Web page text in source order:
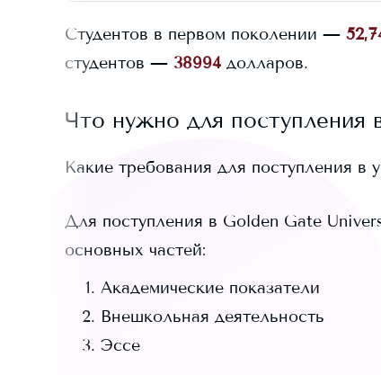
Студентов в первом поколении —
студентов — 38994 долларов.
Что нужно для поступления
Какие требования для поступления в
Для поступления в Golden Gate
основных частей:
Академические показатели
Внешкольная деятельность
Эссе